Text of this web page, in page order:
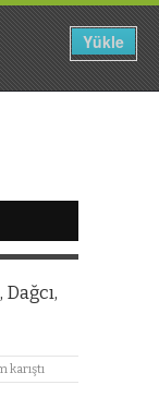
Yükle
karıştı